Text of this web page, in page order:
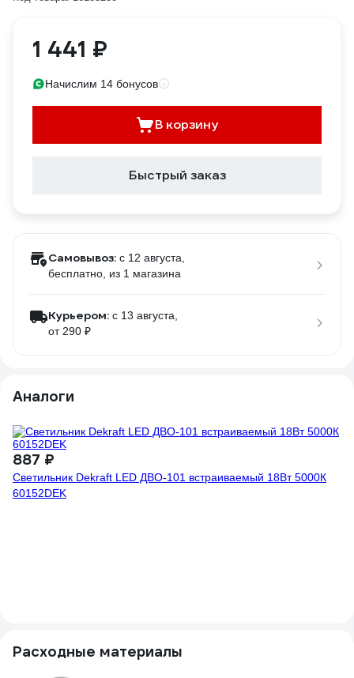
1 441 ₽
Начислим 14 бонусов
В корзину
Быстрый заказ
Самовывоз: c 12 августа,
бесплатно , из 1 магазина
Курьером: c 13 августа,
от 290 ₽
Аналоги
887 ₽
Светильник Dekraft LED ДВО-101 встраиваемый 18Вт 5000К
60152DEK
Расходные материалы